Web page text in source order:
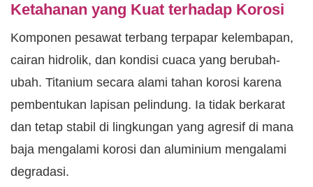
Ketahanan yang Kuat terhadap Korosi
Komponen pesawat terbang terpapar kelembapan,
cairan hidrolik, dan kondisi cuaca yang berubah-
ubah. Titanium secara alami tahan korosi karena
pembentukan lapisan pelindung. Ia tidak berkarat
dan tetap stabil di lingkungan yang agresif di mana
baja mengalami korosi dan aluminium mengalami
degradasi.